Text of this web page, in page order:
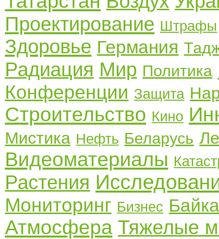
Проектирование Штрафы
Здоровье Германия
Радиация Мир Политика
Конференции Защита
Строительство Кино
Мистика Нефть Беларусь
Видеоматериалы
Растения
Мониторинг Бизнес
Атмосфера Тяжелые